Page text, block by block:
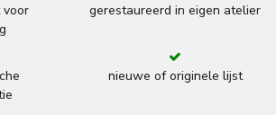
gerestaureerd in eigen atelier
nieuwe of originele lijst